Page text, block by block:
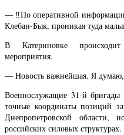
— ‼️По оперативной
Клебан-Бык, проникая туда
В Катериновке
мероприятия.
— Новость важнейшая. Я думаю,
Военнослужащие 31-й
точные координаты позиций
Днепропетровской области,
российских силовых структурах.